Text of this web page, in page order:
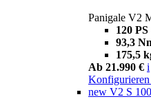
Panigale V2
120 PS
93,3
175,5
Ab 21.990 € i
Konfigurieren
new V2 S 100